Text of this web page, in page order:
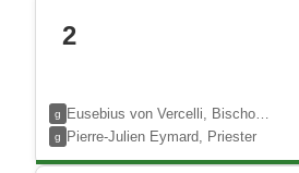
2
g Eusebius von Vercelli, Bischo…
g Pierre-Julien Eymard, Priester